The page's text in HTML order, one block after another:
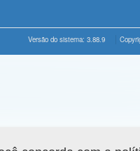
Versão do sistema: 3.88.9